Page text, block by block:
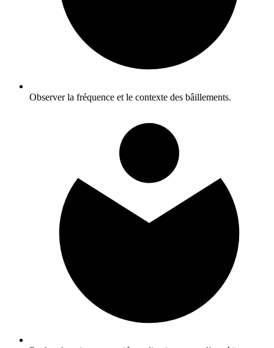
Observer la fréquence et le contexte des bâillements.